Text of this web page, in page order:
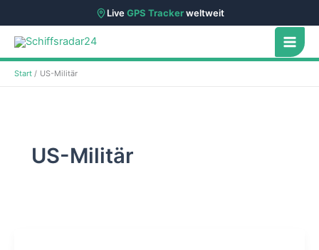
LiveGPS Trackerweltweit
Zum
Inhalt
springen
Start US-Militär
US-Militär